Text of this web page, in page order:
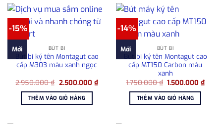
-15%
Mới BÚT BI
Bút bi ký tên Montagut cao
cấp M303 màu xanh ngọc
2.950.000₫ Giá
là:
2.950.000 ₫.
2.500.000 ₫Giá
hiện
2.500.000 ₫.
THÊM VÀO GIỎ HÀNG
-14%
Mới BÚT BI
Bút bi ký tên Montagut cao
cấp MT150 Carbon màu
xanh
1.750.000₫ Giá
là:
1.750.000 ₫.
1.500.000₫Giá
hiện
THÊM VÀO GIỎ HÀNG